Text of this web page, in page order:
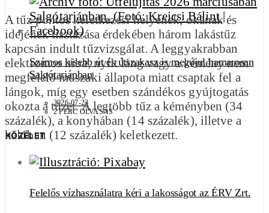
Számos kisebb út és útszakasz is megújul hamarosan
Salgótarjánban
2026-07-23
2 PERC OLVASÁS
KÖZÉLET
Felelős vízhasználatra kéri a lakosságot az ÉRV Zrt.
A tűz pontos keletkezési helyének, okának és
idejének tisztázása érdekében három lakástűz
kapcsán indult tűzvizsgálat. A leggyakrabban
elektromos hiba, nyílt láng vagy a kémény nem
megfelelő műszaki állapota miatt csaptak fel a
lángok, míg egy esetben szándékos gyújtogatás
okozta a tüzet. A legtöbb tűz a kéményben (34
százalék), a konyhában (14 százalék), illetve a
hálóban (12 százalék) keletkezett.